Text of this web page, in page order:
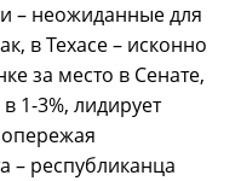
– неожиданные для
в Техасе – исконно
за место в Сенате,
1-3%, лидирует
– республиканца